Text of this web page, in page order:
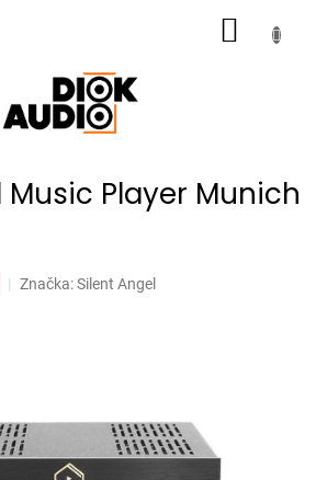
Music Player Munich
Značka:Silent Angel